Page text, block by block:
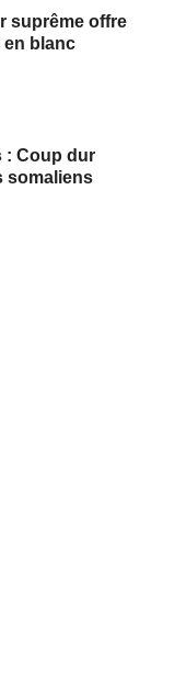
suprême offre
en blanc
: Coup dur
somaliens